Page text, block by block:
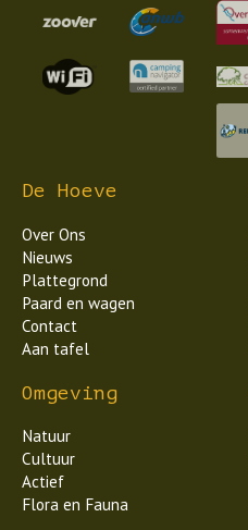
De Hoeve
Over Ons
Nieuws
Plattegrond
Paard en wagen
Contact
Aan tafel
Omgeving
Natuur
Cultuur
Actief
Flora en Fauna